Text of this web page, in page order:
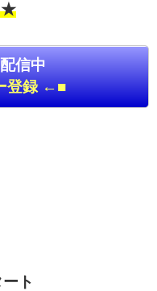
★
信中
登録 ←■
ト